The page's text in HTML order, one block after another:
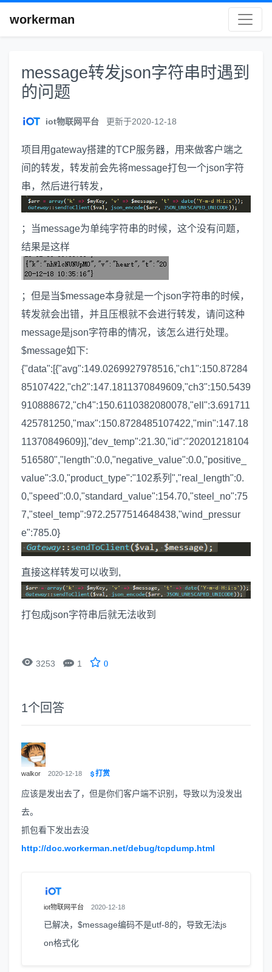
workerman
message转发json字符串时遇到
的问题
iot物联网平台 更新于2020-12-18
项目用gateway搭建的TCP服务器，用来做客户端之
间的转发，转发前会先将message打包一个json字符
串，然后进行转发，
；当message为单纯字符串的时候，这个没有问题，
结果是这样
；但是当$message本身就是一个json字符串的时候，
转发就会出错，并且压根就不会进行转发，请问这种
message是json字符串的情况，该怎么进行处理。
$message如下:
{"data":[{"avg":149.0269927978516,"ch1":150.87284
85107422,"ch2":147.1811370849609,"ch3":150.5439
910888672,"ch4":150.6110382080078,"ell":3.691711
425781250,"max":150.8728485107422,"min":147.18
11370849609}],"dev_temp":21.30,"id":"20201218104
516580","length":0.0,"negative_value":0.0,"positive_
value":3.0,"product_type":"102系列","real_length":0.
0,"speed":0.0,"standard_value":154.70,"steel_no":75
7,"steel_temp":972.2577514648438,"wind_pressur
e":785.0}
直接这样转发可以收到,
打包成json字符串后就无法收到
 3253  1 0
1个回答
walkor 2020-12-18 打赏
应该是发出去了，但是你们客户端不识别，导致以为没发出
去。
抓包看下发出去没
http://doc.workerman.net/debug/tcpdump.html
iot物联网平台 2020-12-18
已解决，$message编码不是utf-8的，导致无法js
on格式化